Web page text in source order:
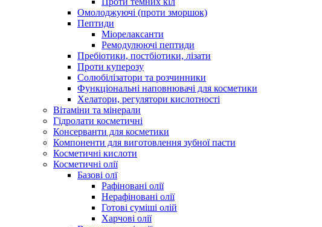
Омолоджуючі (проти зморшок)
Пептиди
Міорелаксанти
Ремодулюючі пептиди
Пребіотики, постбіотики, лізати
Проти куперозу
Солюбілізатори та розчинники
Функціональні наповнювачі для косметики
Хелатори, регулятори кислотності
Вітаміни та мінерали
Гідролати косметичні
Консерванти для косметики
Компоненти для виготовлення зубної пасти
Косметичні кислоти
Косметичні олії
Базові олї
Рафіновані олії
Нерафіновані олії
Готові суміші олій
Харчові олії